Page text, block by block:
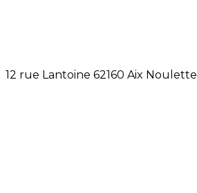
12 rue Lantoine 62160 Aix Noulette